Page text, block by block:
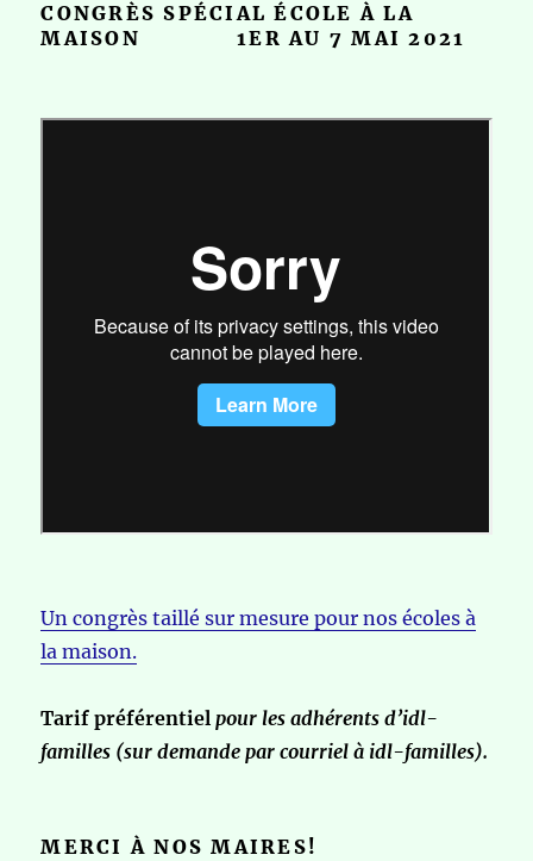
CONGRÈS SPÉCIAL ÉCOLE À LA
MAISON 1ER AU 7 MAI 2021
Un congrès taillé sur mesure pour nos écoles à
la maison.
Tarif préférentielpour les adhérents d’idl-
familles (sur demande par courriel à idl-familles).
MERCI À NOS MAIRES!